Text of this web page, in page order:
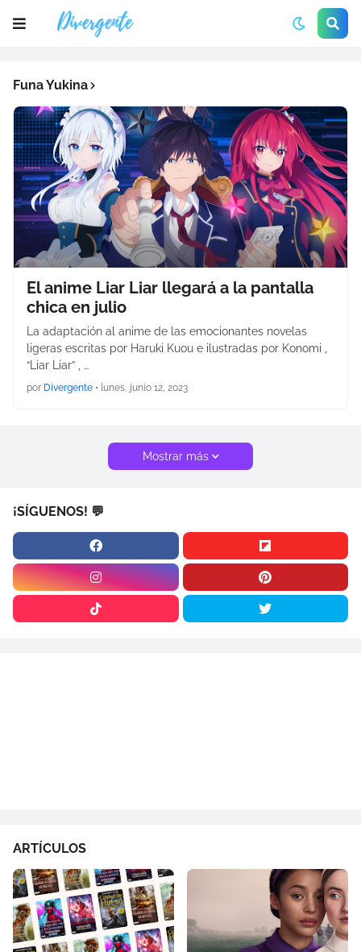
Funa Yukina
El anime Liar Liar llegará a la pantalla
chica en julio
La adaptación al anime de las emocionantes novelas
ligeras escritas por Haruki Kuou e ilustradas por Konomi ,
“Liar Liar” , …
por Divergente • lunes, junio 12, 2023
Mostrar más
¡SÍGUENOS! 💬
ARTÍCULOS